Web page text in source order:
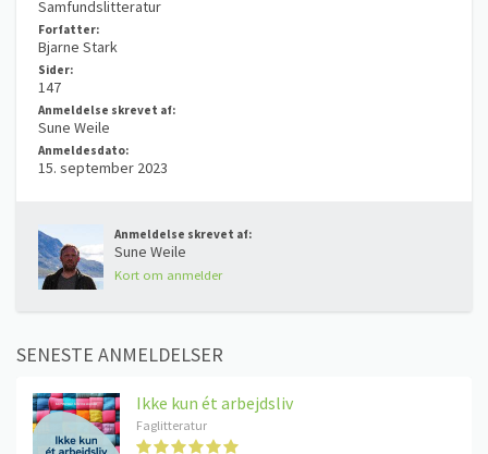
Samfundslitteratur
Forfatter:
Bjarne Stark
Sider:
147
Anmeldelse skrevet af:
Sune Weile
Anmeldesdato:
15. september 2023
Anmeldelse skrevet af:
Sune Weile
Kort om anmelder
SENESTE ANMELDELSER
Ikke kun ét arbejdsliv
Faglitteratur